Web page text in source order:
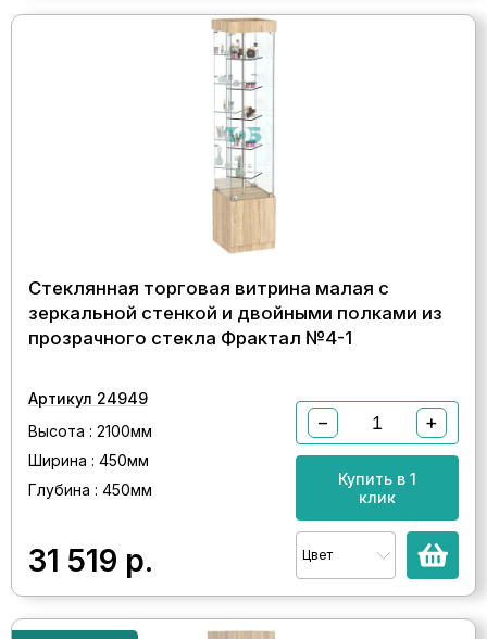
Стеклянная торговая витрина малая с
зеркальной стенкой и двойными полками из
прозрачного стекла Фрактал №4-1
Артикул 24949
Высота : 2100мм
Ширина : 450мм
Глубина : 450мм
31 519 р.
− +
Купить в 1
клик
Цвет